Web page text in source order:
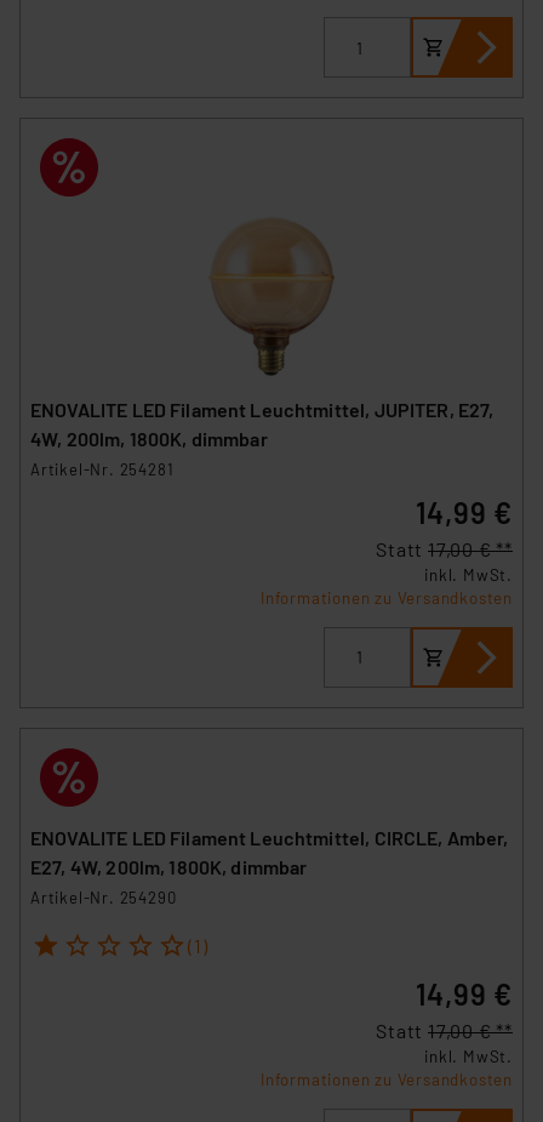
ENOVALITE LED Filament Leuchtmittel, JUPITER, E27,
4W, 200lm, 1800K, dimmbar
Artikel-Nr. 254281
14,99 €
Statt 17,00 € **
inkl. MwSt.
Informationen zu Versandkosten
ENOVALITE LED Filament Leuchtmittel, CIRCLE, Amber,
E27, 4W, 200lm, 1800K, dimmbar
Artikel-Nr. 254290
1 2 3 4 5 (1)
14,99 €
Statt 17,00 € **
inkl. MwSt.
Informationen zu Versandkosten